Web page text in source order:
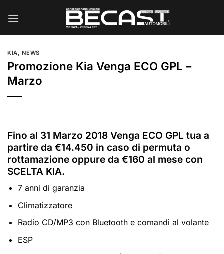
KIA, NEWS
Promozione Kia Venga ECO GPL –
Marzo
Fino al 31 Marzo 2018 Venga ECO GPL tua a
partire da €14.450 in caso di permuta o
rottamazione oppure da €160 al mese con
SCELTA KIA.
7 anni di garanzia
Climatizzatore
Radio CD/MP3 con Bluetooth e comandi al volante
ESP